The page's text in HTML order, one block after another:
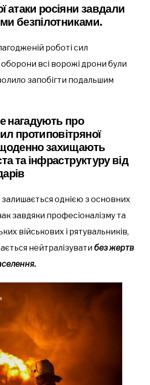
атаки росіяни завдали
безпілотниками.
роботі сил
всі ворожі дрони були
запобігти подальшим
нагадують про
протиповітряної
захищають
та інфраструктуру від
однією з основних
завдяки професіоналізму та
військових і рятувальників,
нейтралізувати без жертв